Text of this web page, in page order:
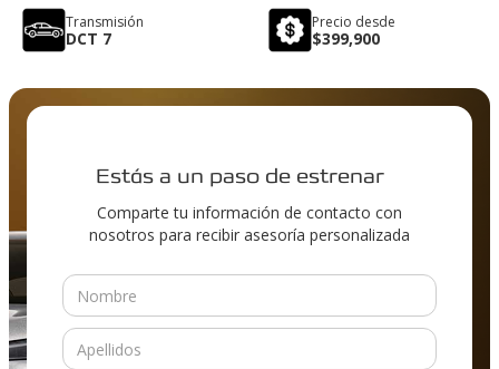
Transmisión
DCT 7
Precio desde
$399,900
Estás a un paso de estrenar
Comparte tu información de contacto con
nosotros para recibir asesoría personalizada